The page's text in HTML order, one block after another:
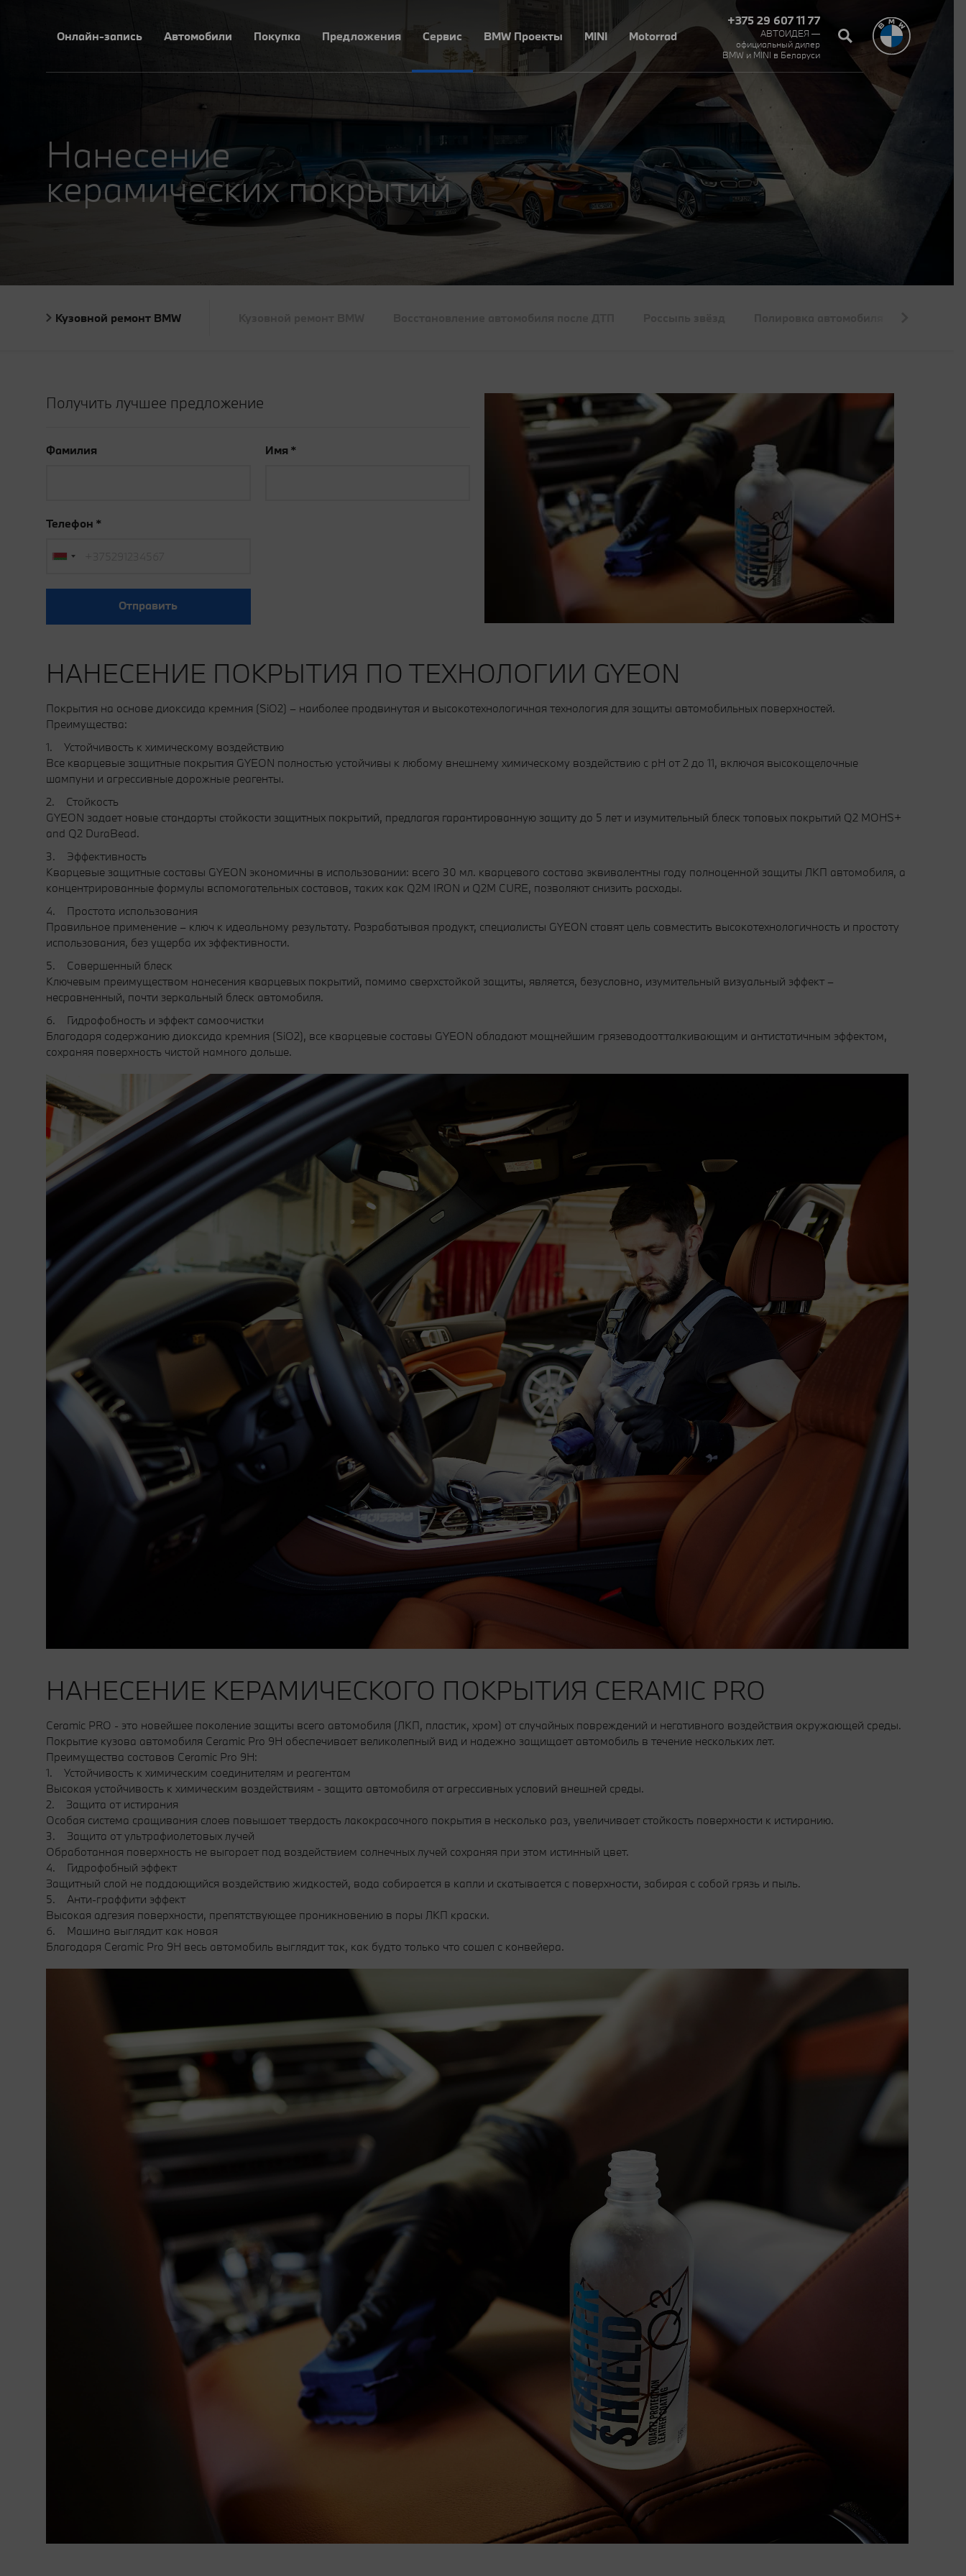
Онлайн-запись Автомобили Покупка Предложения Сервис BMW Проекты MINI Motorrad
+375 29 607 11 77
АВТОИДЕЯ —
официальный дилер
BMW и MINI в Беларуси‎
Нанесение
керамических покрытий
Кузовной ремонт BMW
Получить лучшее предложение
Фамилия Имя
Телефон
Отправить
НАНЕСЕНИЕ ПОКРЫТИЯ ПО ТЕХНОЛОГИИ GYEON
Покрытия на основе диоксида кремния (SiO2) – наиболее продвинутая и высокотехнологичная технология для защиты автомобильных поверхностей.
Преимущества:
1. Устойчивость к химическому воздействию
Все кварцевые защитные покрытия GYEON полностью устойчивы к любому внешнему химическому воздействию с pH от 2 до 11, включая высокощелочные
шампуни и агрессивные дорожные реагенты.
2. Стойкость
GYEON задает новые стандарты стойкости защитных покрытий, предлагая гарантированную защиту до 5 лет и изумительный блеск топовых покрытий Q2 MOHS+
and Q2 DuraBead.
3. Эффективность
Кварцевые защитные составы GYEON экономичны в использовании: всего 30 мл. кварцевого состава эквивалентны году полноценной защиты ЛКП автомобиля, а
концентрированные формулы вспомогательных составов, таких как Q2M IRON и Q2M CURE, позволяют снизить расходы.
4. Простота использования
Правильное применение – ключ к идеальному результату. Разрабатывая продукт, специалисты GYEON ставят цель совместить высокотехнологичность и простоту
использования, без ущерба их эффективности.
5. Совершенный блеск
Ключевым преимуществом нанесения кварцевых покрытий, помимо сверхстойкой защиты, является, безусловно, изумительный визуальный эффект –
несравненный, почти зеркальный блеск автомобиля.
6. Гидрофобность и эффект самоочистки
Благодаря содержанию диоксида кремния (SiO2), все кварцевые составы GYEON обладают мощнейшим грязеводоотталкивающим и антистатичным эффектом,
сохраняя поверхность чистой намного дольше.
НАНЕСЕНИЕ КЕРАМИЧЕСКОГО ПОКРЫТИЯ CERAMIC PRO
Ceramic PRO - это новейшее поколение защиты всего автомобиля (ЛКП, пластик, хром) от случайных повреждений и негативного воздействия окружающей среды.
Покрытие кузова автомобиля Ceramic Pro 9H обеспечивает великолепный вид и надежно защищает автомобиль в течение нескольких лет.
Преимущества составов Ceramic Pro 9H:
1. Устойчивость к химическим соединителям и реагентам
Высокая устойчивость к химическим воздействиям - защита автомобиля от агрессивных условий внешней среды.
2. Защита от истирания
Особая система сращивания слоев повышает твердость лакокрасочного покрытия в несколько раз, увеличивает стойкость поверхности к истиранию.
3. Защита от ультрафиолетовых лучей
Обработанная поверхность не выгорает под воздействием солнечных лучей сохраняя при этом истинный цвет.
4. Гидрофобный эффект
Защитный слой не поддающийся воздействию жидкостей, вода собирается в капли и скатывается с поверхности, забирая с собой грязь и пыль.
5. Анти-граффити эффект
Высокая адгезия поверхности, препятствующее проникновению в поры ЛКП краски.
6. Машина выглядит как новая
Благодаря Ceramic Pro 9H весь автомобиль выглядит так, как будто только что сошел с конвейера.